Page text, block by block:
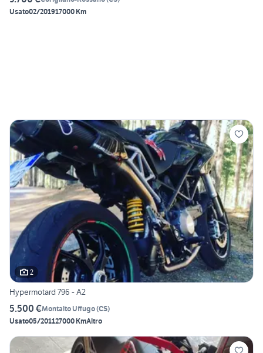
Usato02/201917000 Km
2
Hypermotard 796 - A2
5.500 €Montalto Uffugo(CS)
Usato05/201127000 KmAltro